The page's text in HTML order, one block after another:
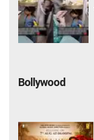
Bollywood